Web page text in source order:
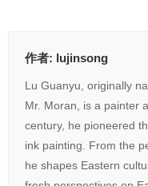
作者: lujinsong
Lu Guanyu, originally
Mr. Moran, is a painter
century, he pioneered
ink painting. From the
he shapes Eastern